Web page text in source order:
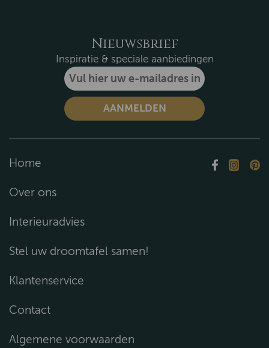
Nieuwsbrief
Inspiratie & speciale aanbiedingen
Home
Over ons
Interieuradvies
Stel uw droomtafel samen!
Klantenservice
Contact
Algemene voorwaarden